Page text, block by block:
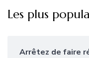
Les plus
Arrêtez de faire